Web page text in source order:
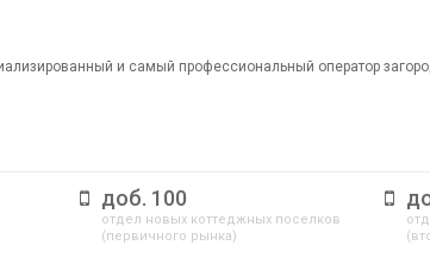
и самый профессиональный оператор
доб. 100
отдел новых коттеджных поселков
(первичного рынка)